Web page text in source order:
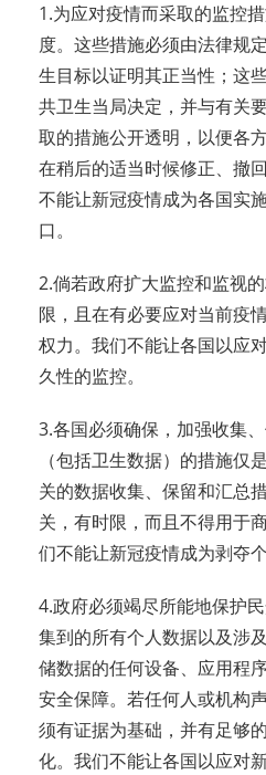
1.为应对疫情而采取的监控
度。这些措施必须由法律规
生目标以证明其正当性；这
共卫生当局决定，并与有关
取的措施公开透明，以便各
在稍后的适当时候修正、撤
不能让新冠疫情成为各国实
口。
2.倘若政府扩大监控和监视
限，且在有必要应对当前疫
权力。我们不能让各国以应
久性的监控。
3.各国必须确保，加强收集
（包括卫生数据）的措施仅
关的数据收集、保留和汇总
关，有时限，而且不得用于
们不能让新冠疫情成为剥夺
4.政府必须竭尽所能地保护
集到的所有个人数据以及涉
储数据的任何设备、应用程
安全保障。若任何人或机构
须有证据为基础，并有足够
化。我们不能让各国以应对